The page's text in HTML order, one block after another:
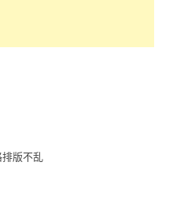
版不乱